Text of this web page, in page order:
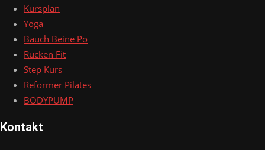
Kursplan
Yoga
Bauch Beine Po
Rücken Fit
Step Kurs
Reformer Pilates
BODYPUMP
Kontakt